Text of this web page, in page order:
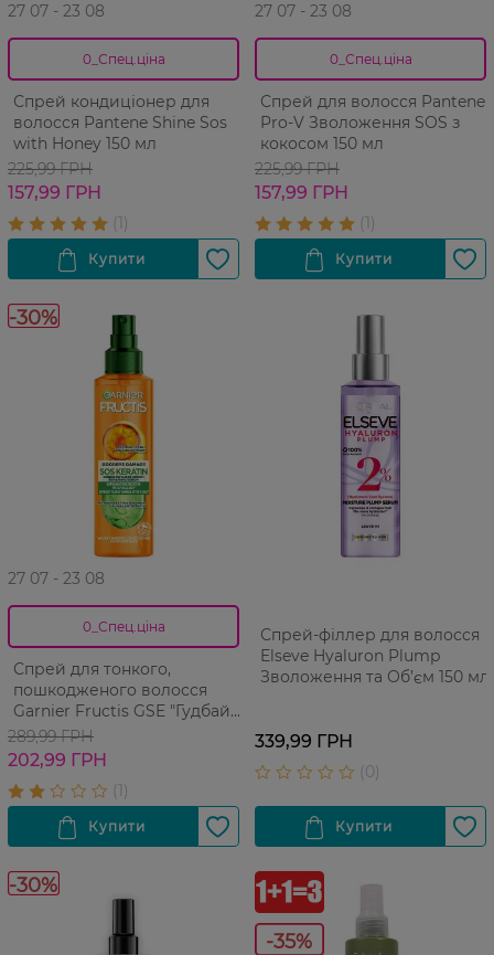
27 07 - 23 08
0_Спец.ціна
Спрей кондиціонер для
волосся Pantene Shine Sos
with Honey 150 мл
225,99 ГРН
157,99 ГРН
27 07 - 23 08
0_Спец.ціна
Спрей для волосся Pantene
Pro-V Зволоження SOS з
кокосом 150 мл
225,99 ГРН
157,99 ГРН
-30%
27 07 - 23 08
0_Спец.ціна
Спрей для тонкого,
пошкодженого волосся
Garnier Fructis GSE "Гудбай
посічені кінчики" 150 мл
289,99 ГРН
202,99 ГРН
Спрей-філлер для волосся
Elseve Hyaluron Plump
Зволоження та Об’єм 150 мл
339,99 ГРН
-30%
-35%